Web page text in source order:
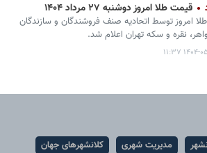
قیمت طلا امروز دوشنبه ۲۷ مرداد ۱۴۰۴
امروز توسط اتحادیه صنف فروشندگان و سازندگان
نقره و سکه تهران اعلام شد.
۲۷ ۱۱:۳۷
مدیریت شهری
کلانشهرهای جهان